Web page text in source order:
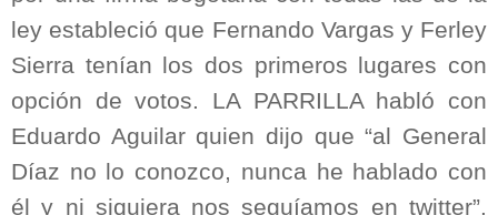
ley estableció que Fernando Vargas y Ferley
Sierra tenían los dos primeros lugares con
opción de votos. LA PARRILLA habló con
Eduardo Aguilar quien dijo que “al General
Díaz no lo conozco, nunca he hablado con
él y ni siquiera nos seguíamos en twitter”.